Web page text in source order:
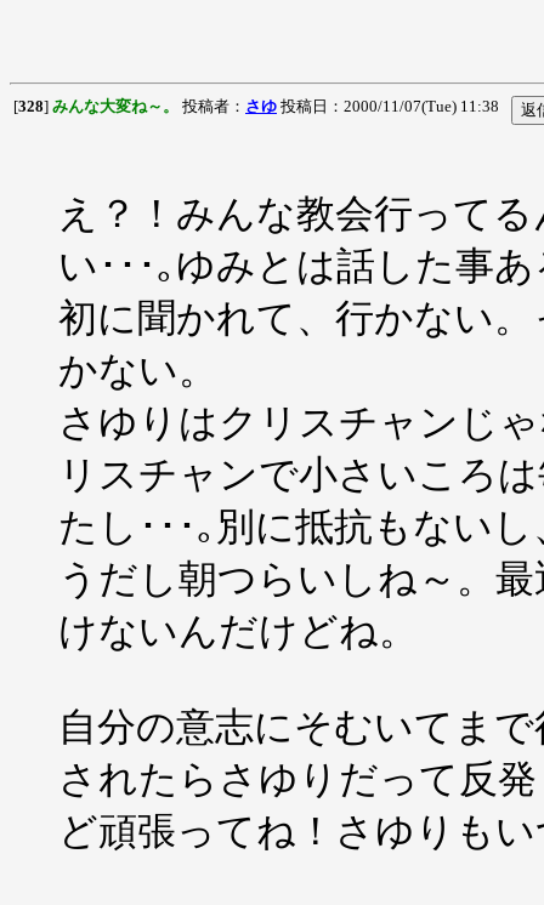
[328] みんな大変ね～。 投稿者： さゆ 投稿日：2000/11/07(Tue) 11:38
え？！みんな教会行って
い･･･｡ゆみとは話した事
初に聞かれて、行かない
かない。
さゆりはクリスチャンじ
リスチャンで小さいころ
たし･･･｡別に抵抗もない
うだし朝つらいしね～。
けないんだけどね。
自分の意志にそむいてま
されたらさゆりだって反
ど頑張ってね！さゆりも